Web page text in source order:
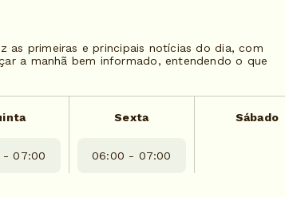
as primeiras e principais notícias do dia, com
a manhã bem informado, entendendo o que
- 07:00
Sexta
06:00 - 07:00
Sábado